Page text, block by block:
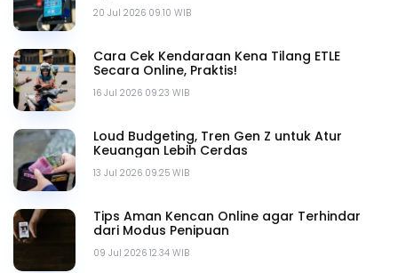
20 Jul 2026 09.10 WIB
16 Jul 2026 09.23 WIB
Cara Cek Kendaraan Kena Tilang ETLE
Secara Online, Praktis!
13 Jul 2026 09.25 WIB
Loud Budgeting, Tren Gen Z untuk Atur
Keuangan Lebih Cerdas
09 Jul 2026 12.34 WIB
Tips Aman Kencan Online agar Terhindar
dari Modus Penipuan